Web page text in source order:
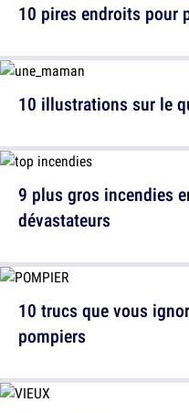
10 pires endroits pour
9 plus gros incendies
dévastateurs
10 illustrations sur le
10 trucs que vous
pompiers